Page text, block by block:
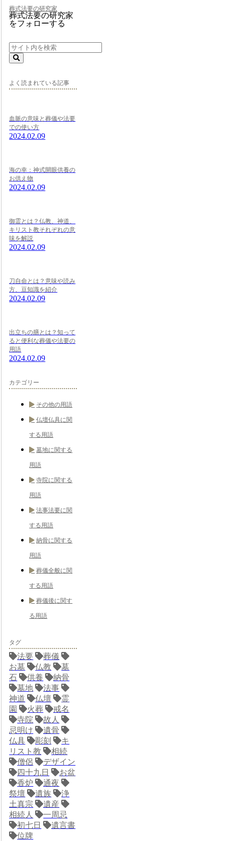
葬式法要の研究家
葬式法要の研究家
をフォローする
よく読まれている記事
血脈の意味と葬儀や法要
での使い方
2024.02.09
海の幸：神式開眼供養の
お供え物
2024.02.09
御霊とは？仏教、神道、
キリスト教それぞれの意
味を解説
2024.02.09
刀自命とは？意味や読み
方、豆知識を紹介
2024.02.09
出立ちの膳とは？知って
ると便利な葬儀や法要の
用語
2024.02.09
カテゴリー
その他の用語
仏壇仏具に関
する用語
墓地に関する
用語
寺院に関する
用語
法事法要に関
する用語
納骨に関する
用語
葬儀全般に関
する用語
葬儀後に関す
る用語
タグ
法要
葬儀
お墓
仏教
墓
石
供養
納骨
墓地
法事
神道
仏壇
霊
園
火葬
戒名
寺院
故人
忌明け
遺骨
仏具
彫刻
キ
リスト教
相続
僧侶
デザイン
四十九日
お盆
香炉
通夜
祭壇
遺族
浄
土真宗
遺産
相続人
一周忌
初七日
遺言書
位牌